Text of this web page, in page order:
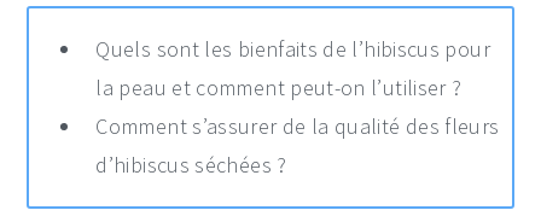
Quels sont les bienfaits de l’hibiscus pour
la peau et comment peut-on l’utiliser ?
Comment s’assurer de la qualité des fleurs
d’hibiscus séchées ?